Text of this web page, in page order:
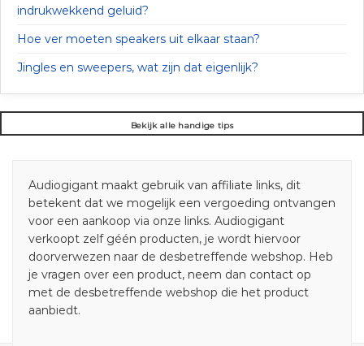
indrukwekkend geluid?
Hoe ver moeten speakers uit elkaar staan?
Jingles en sweepers, wat zijn dat eigenlijk?
Bekijk alle handige tips
Audiogigant maakt gebruik van affiliate links, dit
betekent dat we mogelijk een vergoeding ontvangen
voor een aankoop via onze links. Audiogigant
verkoopt zelf géén producten, je wordt hiervoor
doorverwezen naar de desbetreffende webshop. Heb
je vragen over een product, neem dan contact op
met de desbetreffende webshop die het product
aanbiedt.